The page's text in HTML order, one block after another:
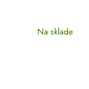
Na sklade